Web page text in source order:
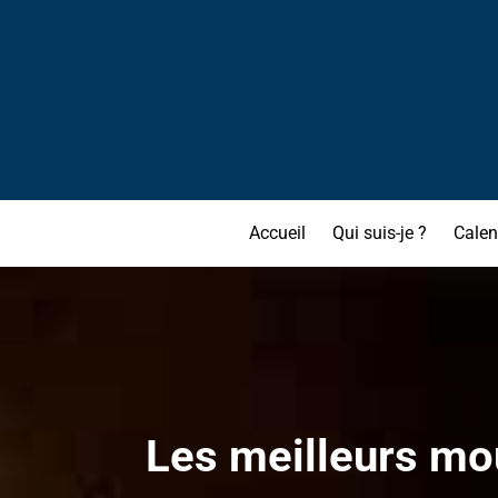
Accueil Qui suis-je ?
Les meilleurs